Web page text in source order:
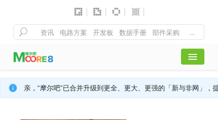
首页
亲，“摩尔吧”已合并升级到更全、更大、更强的「新与非网」，